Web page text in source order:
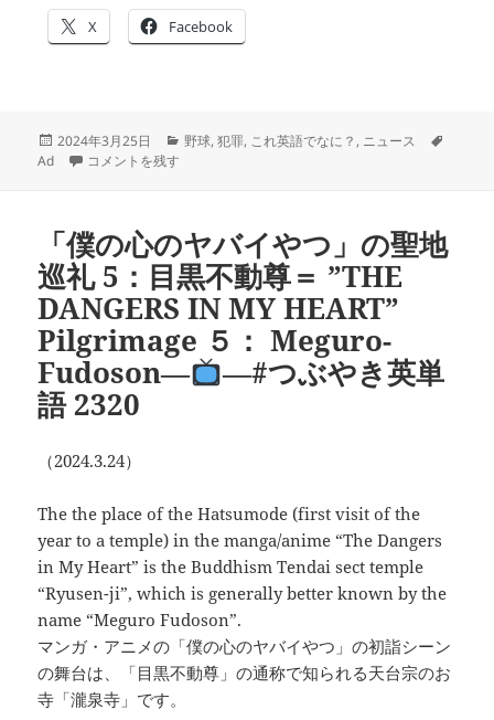
X Facebook
投
稿
2024年3月25日
カ
野球,犯罪, これ英語でなに？ , ニュース
Ad 「大谷選手がメディアに話す」の英語は
コメントを残す
「僕の心のヤバイやつ」の聖地
巡礼 5：目黒不動尊＝ ”THE
DANGERS IN MY HEART”
Pilgrimage ５： Meguro-
Fudoson―
―#つぶやき英単
語 2320
（2024.3.24）
The the place of the Hatsumode (first visit of the
year to a temple) in the manga/anime “The Dangers
in My Heart” is the Buddhism Tendai sect temple
“Ryusen-ji”, which is generally better known by the
name “Meguro Fudoson”.
マンガ・アニメの「僕の心のヤバイやつ」の初詣シーン
の舞台は、「目黒不動尊」の通称で知られる天台宗のお
寺「瀧泉寺」です。